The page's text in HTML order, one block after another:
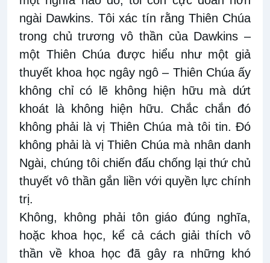
ngài Dawkins. Tôi xác tín rằng Thiên Chúa
trong chủ trương vô thần của Dawkins –
một Thiên Chúa được hiểu như một giả
thuyết khoa học ngây ngô – Thiên Chúa ấy
không chỉ có lẽ không hiện hữu mà dứt
khoát là không hiện hữu. Chắc chắn đó
không phải là vị Thiên Chúa mà tôi tin. Đó
không phải là vị Thiên Chúa mà nhân danh
Ngài, chúng tôi chiến đấu chống lại thứ chủ
thuyết vô thần gắn liền với quyền lực chính
trị.
Không, không phải tôn giáo đúng nghĩa,
hoặc khoa học, kể cả cách giải thích vô
thần về khoa học đã gây ra những khó